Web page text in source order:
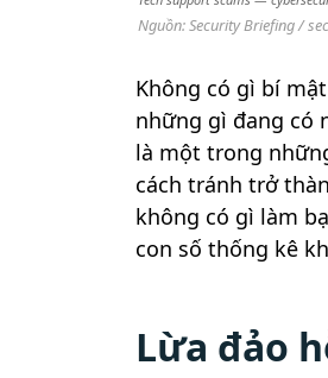
Nguồn: Security Briefing /
Không có gì bí
những gì đang có
là một trong
cách tránh trở
không có gì làm
con số thống kê
Lừa đảo